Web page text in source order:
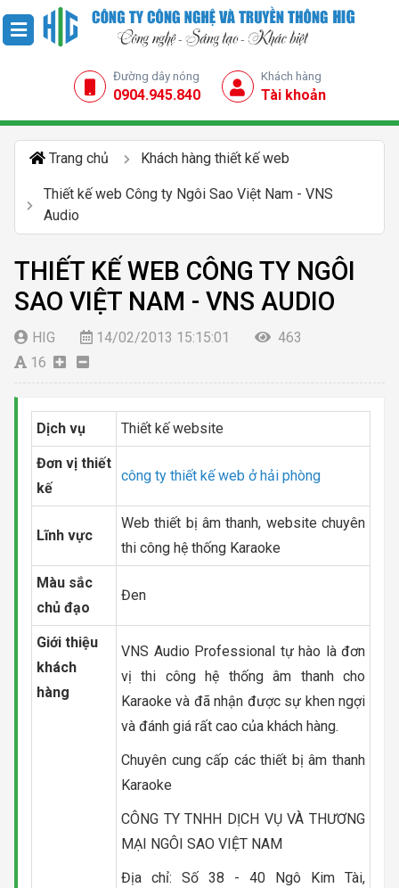
Đường dây nóng
0904.945.840
Khách hàng
Tài khoản
Trang chủ Khách hàng thiết kế web
Thiết kế web Công ty Ngôi Sao Việt Nam - VNS
Audio
THIẾT KẾ WEB CÔNG TY NGÔI
SAO VIỆT NAM - VNS AUDIO
HIG 14/02/2013 15:15:01
463
16
Dịch vụ Thiết kế website
Đơn vị thiết
kế
công ty thiết kế web ở hải phòng
Lĩnh vực
Web thiết bị âm thanh, website chuyên
thi công hệ thống Karaoke
Màu sắc
chủ đạo
Đen
Giới thiệu
khách
hàng
VNS Audio Professional tự hào là đơn
vị thi công hệ thống âm thanh cho
Karaoke và đã nhận được sự khen ngợi
và đánh giá rất cao của khách hàng.
Chuyên cung cấp các thiết bị âm thanh
Karaoke
CÔNG TY TNHH DỊCH VỤ VÀ THƯƠNG
MẠI NGÔI SAO VIỆT NAM
Địa chỉ: Số 38 - 40 Ngô Kim Tài,